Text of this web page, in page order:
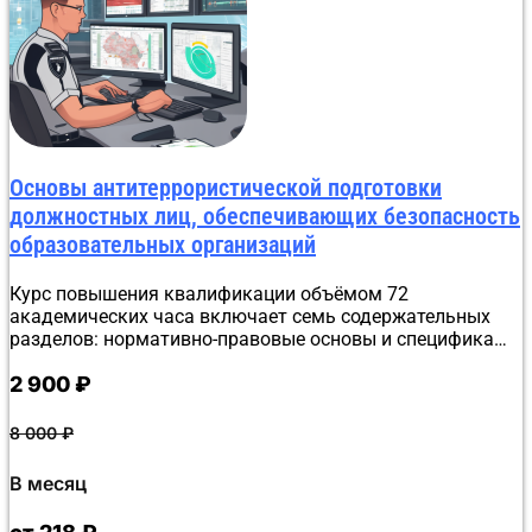
от работы.
Основы антитеррористической подготовки
должностных лиц, обеспечивающих безопасность
образовательных организаций
Курс повышения квалификации объёмом 72
академических часа включает семь содержательных
разделов: нормативно-правовые основы и специфика
ответственных за безопасность, инженерно-техническая
анализ уязвимости, порядок ведения документации,
чрезвычайных ситуаций, а также практические аспекты
взаимодействия с контролирующими органами.
Обучение организовано в дистанционном формате.
2 900₽
8 000₽
В месяц